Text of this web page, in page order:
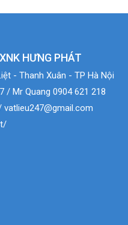
HƯNG PHÁT
- Thanh Xuân - TP Hà Nội
/ Mr Quang 0904 621 218